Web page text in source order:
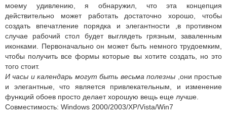
моему удивлению, я обнаружил, что эта концепция
действительно может работать достаточно хорошо, чтобы
создать впечатление порядка и элегантности ,в противном
случае рабочий стол будет выглядеть грязным, заваленным
иконками. Первоначально он может быть немного трудоемким,
чтобы получить все формы которые вы хотите создать, но это
того стоит.
И часы и календарь могут быть весьма полезны ,они простые
и элегантные, что является привлекательным, и изменение
функций обоев просто делает хорошую вещь еще лучше.
Совместимость: Windows 2000/2003/XP/Vista/Win7